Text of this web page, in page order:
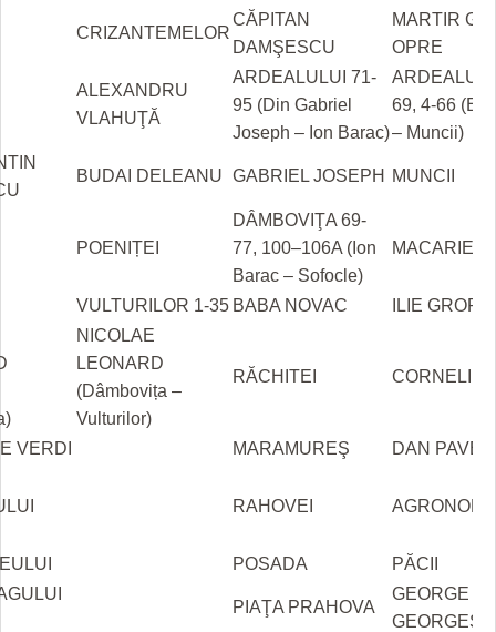
SFATUL MEDICULUI
CRIZANTEMELOR
CĂPITAN
DAMŞESCU
MARTIR
OPRE
ALEXANDRU
VLAHUŢĂ
ARDEALULUI 71-
95 (Din Gabriel
Joseph – Ion Barac)
69, 4-66
– Muncii)
BUDAI DELEANU GABRIEL JOSEPH MUNCII
POENIȚEI
DÂMBOVIŢA 69-
77, 100–106A (Ion
Barac – Sofocle)
MACARIE
VULTURILOR 1-35 BABA NOVAC ILIE
NICOLAE
LEONARD
(Dâmbovița –
Vulturilor)
RĂCHITEI CORNELIU
VERDI MARAMUREŞ DAN PAVEL
RAHOVEI
POSADA
PĂCII
PIAŢA PRAHOVA
GEORGE